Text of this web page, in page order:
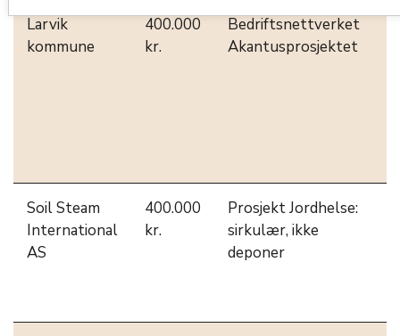
Larvik
kommune
400.000
kr.
Bedriftsnettverket
Akantusprosjektet
Soil Steam
International
AS
400.000
kr.
Prosjekt Jordhelse:
sirkulær, ikke
deponer